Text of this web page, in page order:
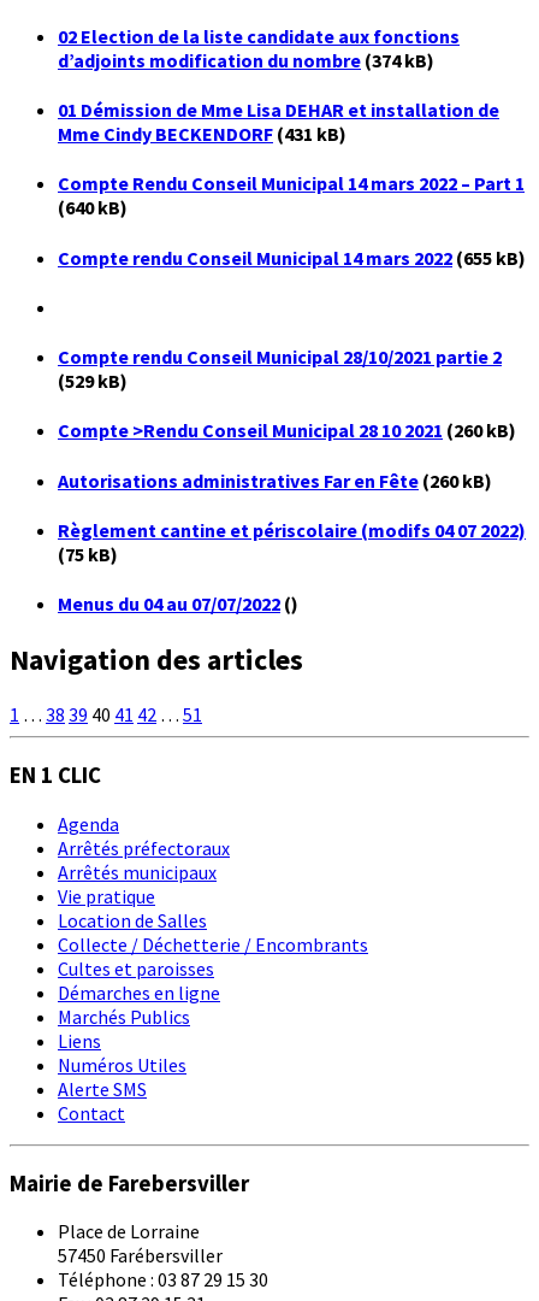
02 Election de la liste candidate aux fonctions
d’adjoints modification du nombre (374 kB)
01 Démission de Mme Lisa DEHAR et installation de
Mme Cindy BECKENDORF (431 kB)
Compte Rendu Conseil Municipal 14 mars 2022 – Part 1
(640 kB)
Compte rendu Conseil Municipal 14 mars 2022 (655 kB)
Compte rendu Conseil Municipal 28/10/2021 partie 2
(529 kB)
Compte >Rendu Conseil Municipal 28 10 2021 (260 kB)
Autorisations administratives Far en Fête (260 kB)
Règlement cantine et périscolaire (modifs 04 07 2022)
(75 kB)
Menus du 04 au 07/07/2022 ()
Navigation des articles
1 … 38 39 40 41 42 … 51
EN 1 CLIC
Agenda
Arrêtés préfectoraux
Arrêtés municipaux
Vie pratique
Location de Salles
Collecte / Déchetterie / Encombrants
Cultes et paroisses
Démarches en ligne
Marchés Publics
Liens
Numéros Utiles
Alerte SMS
Contact
Mairie de Farebersviller
Place de Lorraine
57450 Farébersviller
Téléphone : 03 87 29 15 30